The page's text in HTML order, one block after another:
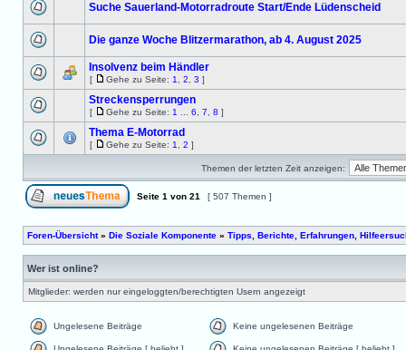
Suche Sauerland-Motorradroute Start/Ende Lüdenscheid
Die ganze Woche Blitzermarathon, ab 4. August 2025
Insolvenz beim Händler
[ Gehe zu Seite: 1 2 3 ]
Streckensperrungen
[ Gehe zu Seite: 1 6 7 8 ]
Thema E-Motorrad
[ Gehe zu Seite: 1 2 ]
Themen der letzten Zeit anzeigen:
Seite 1 von 21 [ 507 Themen ]
Foren-Übersicht» Die Soziale Komponente » Tipps, Berichte, Erfahrungen,
Wer ist online?
Mitglieder: werden nur eingeloggten/berechtigten Usern angezeigt
Ungelesene Beiträge Keine ungelesenen Beiträge